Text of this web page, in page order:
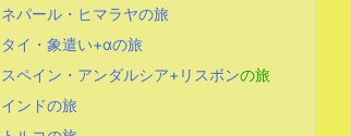
ネパール・ヒマラヤの旅
タイ・象遣い+αの旅
スペイン・アンダルシア+リスボンの旅
インドの旅